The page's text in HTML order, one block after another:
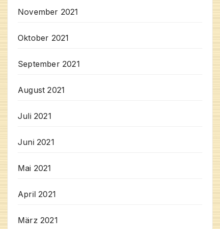
November 2021
Oktober 2021
September 2021
August 2021
Juli 2021
Juni 2021
Mai 2021
April 2021
März 2021